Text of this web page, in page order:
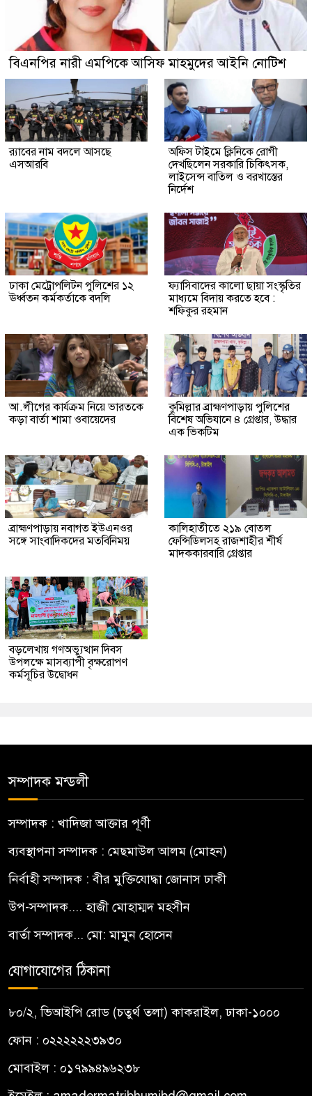
বিএনপির নারী এমপিকে আসিফ মাহমুদের আইনি নোটিশ
র‍্যাবের নাম বদলে আসছে
এসআরবি
অফিস টাইমে ক্লিনিকে রোগী
দেখছিলেন সরকারি চিকিৎসক,
লাইসেন্স বাতিল ও বরখাস্তের
নির্দেশ
ঢাকা মেট্রোপলিটন পুলিশের ১২
ঊর্ধ্বতন কর্মকর্তাকে বদলি
ফ্যাসিবাদের কালো ছায়া সংস্কৃতির
মাধ্যমে বিদায় করতে হবে :
শফিকুর রহমান
আ.লীগের কার্যক্রম নিয়ে ভারতকে
কড়া বার্তা শামা ওবায়েদের
কুমিল্লার ব্রাহ্মণপাড়ায় পুলিশের
বিশেষ অভিযানে ৪ গ্রেপ্তার, উদ্ধার
এক ভিকটিম
ব্রাহ্মণপাড়ায় নবাগত ইউএনওর
সঙ্গে সাংবাদিকদের মতবিনিময়
কালিহাতীতে ২১৯ বোতল
ফেন্সিডিলসহ রাজশাহীর শীর্ষ
মাদককারবারি গ্রেপ্তার
বড়লেখায় গণঅভ্যুত্থান দিবস
উপলক্ষে মাসব্যাপী বৃক্ষরোপণ
কর্মসূচির উদ্বোধন
সম্পাদক মন্ডলী
সম্পাদক : খাদিজা আক্তার পূর্ণী
ব্যবস্থাপনা সম্পাদক : মেছমাউল আলম (মোহন)
নির্বাহী সম্পাদক : বীর মুক্তিযোদ্ধা জোনাস ঢাকী
উপ-সম্পাদক.... হাজী মোহাম্মদ মহসীন
বার্তা সম্পাদক... মো: মামুন হোসেন
যোগাযোগের ঠিকানা
৮০/২, ভিআইপি রোড (চতুর্থ তলা) কাকরাইল, ঢাকা-১০০০
ফোন : ০২২২২২২৩৯৩০
মোবাইল : ০১৭৯৯৪৯৬২৩৮